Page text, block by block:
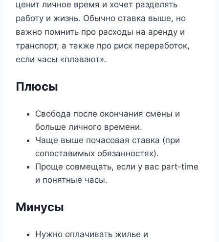
ценит личное время и хочет разделять
работу и жизнь. Обычно ставка выше, но
важно помнить про расходы на аренду и
транспорт, а также про риск переработок,
если часы «плавают».
Плюсы
Свобода после окончания смены и
больше личного времени.
Чаще выше почасовая ставка (при
сопоставимых обязанностях).
Проще совмещать, если у вас part-time
и понятные часы.
Минусы
Нужно оплачивать жилье и